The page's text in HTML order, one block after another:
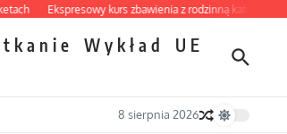
Ekspresowy kurs zbawienia z rodzinną katastrofą
Wykład
UE
8 sierpnia 2026